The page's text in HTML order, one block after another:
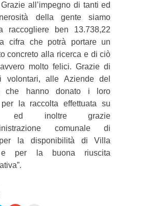
all’impegno di tanti ed
della gente siamo
raccogliere ben 13.738,22
cifra che potrà portare un
concreto alla ricerca e di ciò
molto felici. Grazie di
volontari, alle Aziende del
che hanno donato i loro
per la raccolta effettuata su
ed inoltre grazie
comunale di
la disponibilità di Villa
e per la buona riuscita